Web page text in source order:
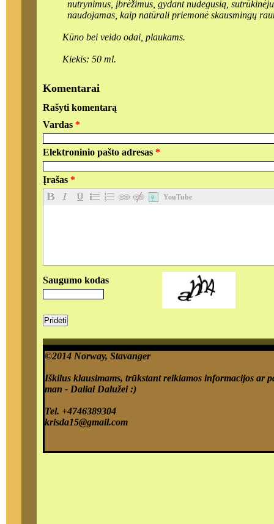
nutrynimus, įbrėžimus, gydant nudegusią, sutrūkinėjusią, sausą, psoriazės ar dermatito pažeistą odą. Gali būti
Kūno bei veido odai, plaukams.
Kiekis: 50 ml.
Komentarai
Rašyti komentarą
Vardas *
Elektroninio pašto adresas *
Įrašas *
YouTube
Saugumo kodas
©2014 Norway, Stavanger
Iškilus klausimams, trūkstant reikiamos informacijos ar
man - Daliai Dalužei :)
Tel. +4746389304
krisda15@gmail.com